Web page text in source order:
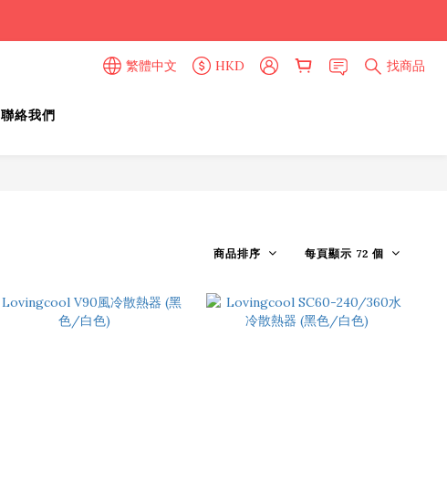
繁體中文 HKD 找商品
聯絡我們
商品排序 每頁顯示 72 個